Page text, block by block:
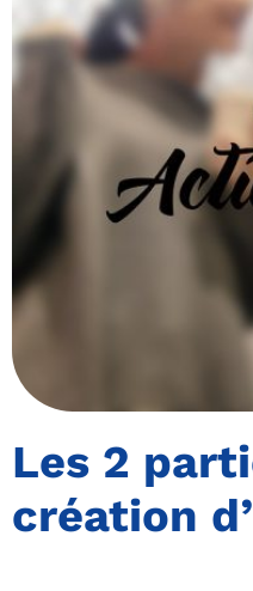
Les 2
création